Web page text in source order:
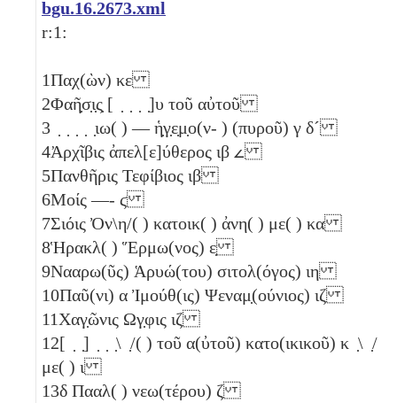
bgu.16.2673.xml
r:1:
1Παχ(ὼν) κε
2Φαῆ̣σ̣ι̣ς̣ [ ̣ ̣ ̣ ̣]υ τοῦ αὐτοῦ
3 ̣ ̣ ̣ ̣ ̣ιω( ) — ἡ̣γ̣ε̣μ̣ο(ν- ) (πυροῦ) γ δ´
4Ἀρχῖβις ἀπελ[ε]ύθερος ιβ 𐅵
5Πανθῆρις Τεφίβιος ιβ
6Μοίς —- ϛ
7Σιόις Ὀν\η/( ) κατοικ( ) ἀνη( ) με( ) κα
8Ἡρακλ( ) Ἕρμω(νος) ε̣
9Νααρω(ῦς) Ἁρυώ(του) σιτολ(όγος) ιη
10Παῦ(νι) α Ἰμούθ(ις) Ψεναμ̣(ούνιος) ιζ
11Χαγ̣ῶνις Ωγ̣φις ιζ
12[ ̣ ̣] ̣ ̣ ̣\ ̣/( ) τοῦ α(ὐτοῦ) κατο(ικικοῦ) κ ̣\ ̣/
με( ) ι
13δ Πααλ( ) νεω(τέρου) ζ